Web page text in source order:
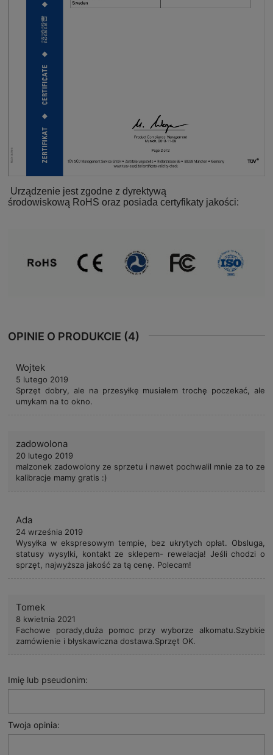
Urządzenie jest zgodne z dyrektywą
środowiskową RoHS oraz posiada certyfikaty jakości:
OPINIE O PRODUKCIE (4)
Wojtek
5 lutego 2019
Sprzęt dobry, ale na przesyłkę musiałem trochę poczekać, ale
umykam na to okno.
zadowolona
20 lutego 2019
malzonek zadowolony ze sprzetu i nawet pochwalil mnie za to ze
kalibracje mamy gratis :)
Ada
24 września 2019
Wysyłka w ekspresowym tempie, bez ukrytych opłat. Obsluga,
statusy wysylki, kontakt ze sklepem- rewelacja! Jeśli chodzi o
sprzęt, najwyższa jakość za tą cenę. Polecam!
Tomek
8 kwietnia 2021
Fachowe porady,duża pomoc przy wyborze alkomatu.Szybkie
zamówienie i błyskawiczna dostawa.Sprzęt OK.
Imię lub pseudonim:
Twoja opinia: